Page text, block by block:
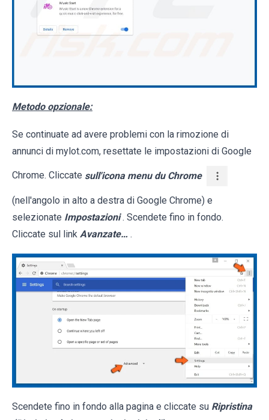
Metodo opzionale:
Se continuate ad avere problemi con la rimozione di
annunci di mylot.com, resettate le impostazioni di Google
Chrome. Cliccate sull'icona menu du Chrome
(nell'angolo in alto a destra di Google Chrome) e
selezionate Impostazioni . Scendete fino in fondo.
Cliccate sul link Avanzate… .
Scendete fino in fondo alla pagina e cliccate su Ripristina